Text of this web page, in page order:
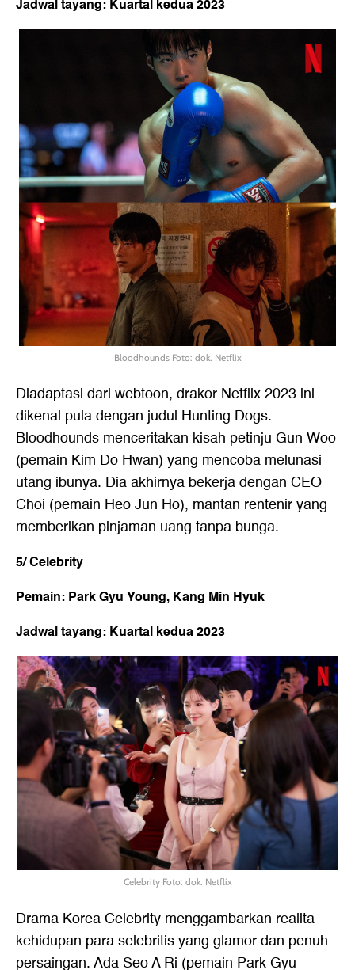
Bloodhounds Foto: dok. Netflix
Diadaptasi dari webtoon, drakor Netflix 2023 ini
dikenal pula dengan judul Hunting Dogs.
Bloodhounds menceritakan kisah petinju Gun Woo
(pemain Kim Do Hwan) yang mencoba melunasi
utang ibunya. Dia akhirnya bekerja dengan CEO
Choi (pemain Heo Jun Ho), mantan rentenir yang
memberikan pinjaman uang tanpa bunga.
5/ Celebrity
Pemain: Park Gyu Young, Kang Min Hyuk
Jadwal tayang: Kuartal kedua 2023
Celebrity Foto: dok. Netflix
Drama Korea Celebrity menggambarkan realita
kehidupan para selebritis yang glamor dan penuh
persaingan. Ada Seo A Ri (pemain Park Gyu